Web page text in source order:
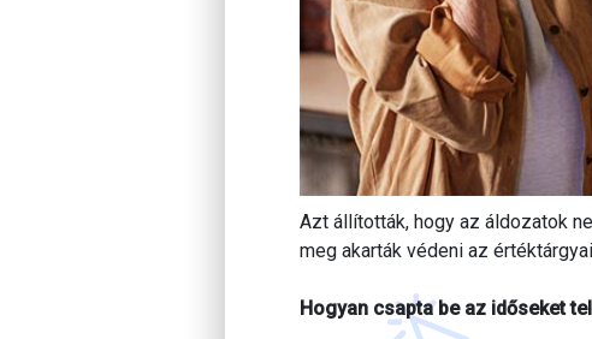
Azt állították, hogy az áldozatok
meg akarták védeni az
Hogyan csapta be az időseket